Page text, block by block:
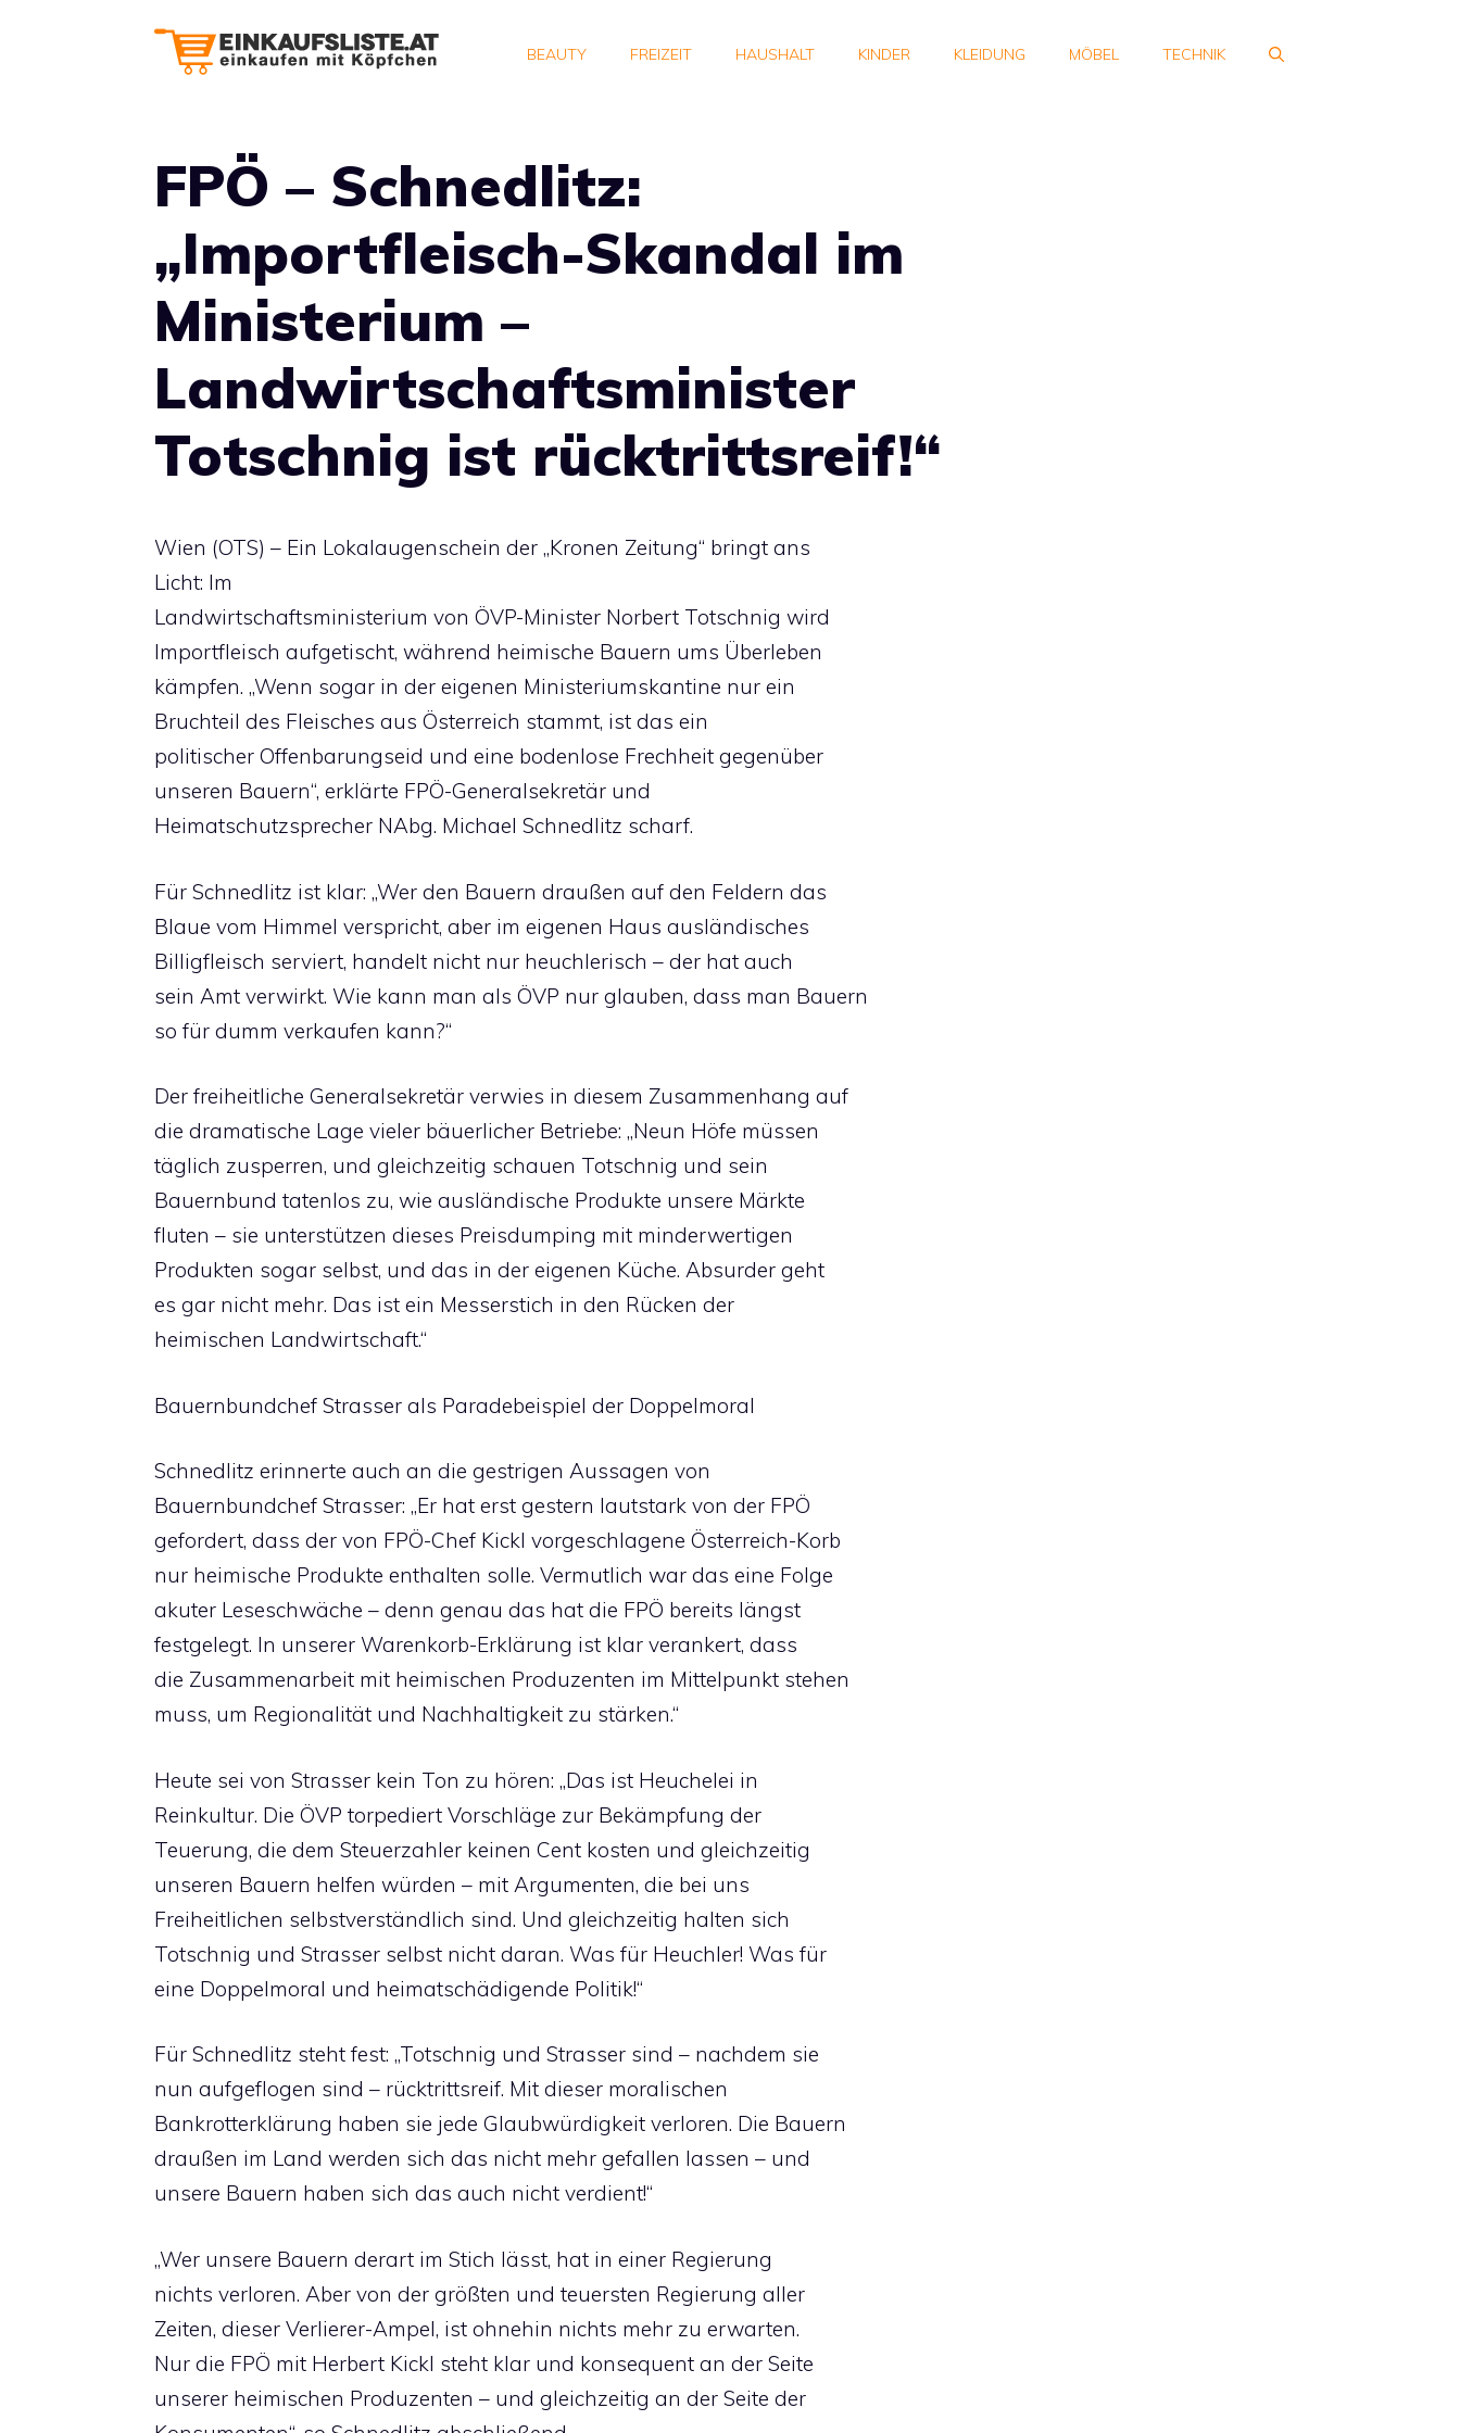
BEAUTY FREIZEIT HAUSHALT KINDER KLEIDUNG MÖBEL TECHNIK
FPÖ – Schnedlitz:
„Importfleisch-Skandal im
Ministerium –
Landwirtschaftsminister
Totschnig ist rücktrittsreif!“
Wien (OTS) – Ein Lokalaugenschein der „Kronen Zeitung“ bringt ans
Licht: Im
Landwirtschaftsministerium von ÖVP-Minister Norbert Totschnig wird
Importfleisch aufgetischt, während heimische Bauern ums Überleben
kämpfen. „Wenn sogar in der eigenen Ministeriumskantine nur ein
Bruchteil des Fleisches aus Österreich stammt, ist das ein
politischer Offenbarungseid und eine bodenlose Frechheit gegenüber
unseren Bauern“, erklärte FPÖ-Generalsekretär und
Heimatschutzsprecher NAbg. Michael Schnedlitz scharf.
Für Schnedlitz ist klar: „Wer den Bauern draußen auf den Feldern das
Blaue vom Himmel verspricht, aber im eigenen Haus ausländisches
Billigfleisch serviert, handelt nicht nur heuchlerisch – der hat auch
sein Amt verwirkt. Wie kann man als ÖVP nur glauben, dass man Bauern
so für dumm verkaufen kann?“
Der freiheitliche Generalsekretär verwies in diesem Zusammenhang auf
die dramatische Lage vieler bäuerlicher Betriebe: „Neun Höfe müssen
täglich zusperren, und gleichzeitig schauen Totschnig und sein
Bauernbund tatenlos zu, wie ausländische Produkte unsere Märkte
fluten – sie unterstützen dieses Preisdumping mit minderwertigen
Produkten sogar selbst, und das in der eigenen Küche. Absurder geht
es gar nicht mehr. Das ist ein Messerstich in den Rücken der
heimischen Landwirtschaft.“
Bauernbundchef Strasser als Paradebeispiel der Doppelmoral
Schnedlitz erinnerte auch an die gestrigen Aussagen von
Bauernbundchef Strasser: „Er hat erst gestern lautstark von der FPÖ
gefordert, dass der von FPÖ-Chef Kickl vorgeschlagene Österreich-Korb
nur heimische Produkte enthalten solle. Vermutlich war das eine Folge
akuter Leseschwäche – denn genau das hat die FPÖ bereits längst
festgelegt. In unserer Warenkorb-Erklärung ist klar verankert, dass
die Zusammenarbeit mit heimischen Produzenten im Mittelpunkt stehen
muss, um Regionalität und Nachhaltigkeit zu stärken.“
Heute sei von Strasser kein Ton zu hören: „Das ist Heuchelei in
Reinkultur. Die ÖVP torpediert Vorschläge zur Bekämpfung der
Teuerung, die dem Steuerzahler keinen Cent kosten und gleichzeitig
unseren Bauern helfen würden – mit Argumenten, die bei uns
Freiheitlichen selbstverständlich sind. Und gleichzeitig halten sich
Totschnig und Strasser selbst nicht daran. Was für Heuchler! Was für
eine Doppelmoral und heimatschädigende Politik!“
Für Schnedlitz steht fest: „Totschnig und Strasser sind – nachdem sie
nun aufgeflogen sind – rücktrittsreif. Mit dieser moralischen
Bankrotterklärung haben sie jede Glaubwürdigkeit verloren. Die Bauern
draußen im Land werden sich das nicht mehr gefallen lassen – und
unsere Bauern haben sich das auch nicht verdient!“
„Wer unsere Bauern derart im Stich lässt, hat in einer Regierung
nichts verloren. Aber von der größten und teuersten Regierung aller
Zeiten, dieser Verlierer-Ampel, ist ohnehin nichts mehr zu erwarten.
Nur die FPÖ mit Herbert Kickl steht klar und konsequent an der Seite
unserer heimischen Produzenten – und gleichzeitig an der Seite der